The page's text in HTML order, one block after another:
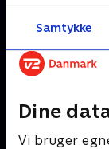
Samtykke
Dine
Vi bruger
konkurs. Et salg
Andre så